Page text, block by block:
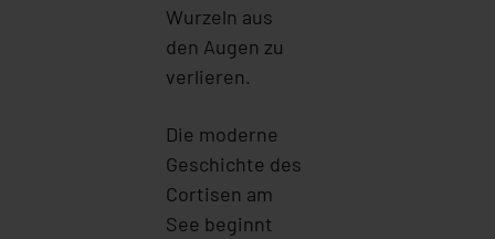
Wurzeln aus
den Augen zu
verlieren.
Die moderne
Geschichte des
Cortisen am
See beginnt